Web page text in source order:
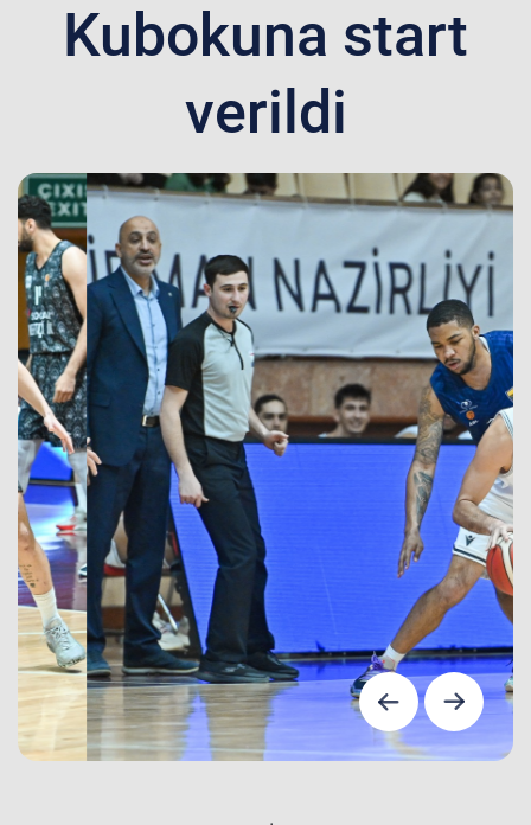
Kubokuna start
verildi